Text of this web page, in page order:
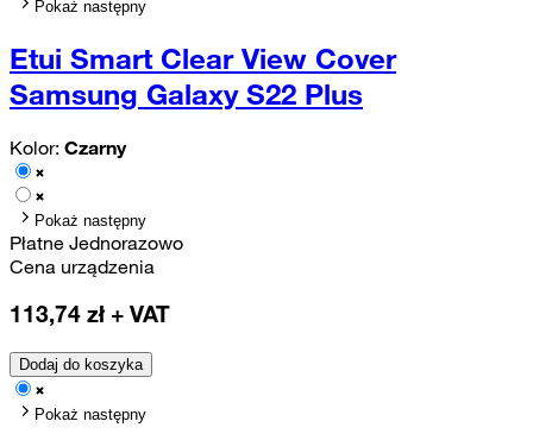
Pokaż następny
Etui Smart Clear View Cover
Samsung Galaxy S22 Plus
Kolor: Czarny
Pokaż następny
Płatne Jednorazowo
Cena urządzenia
113,74 zł + VAT
Dodaj do koszyka
Pokaż następny